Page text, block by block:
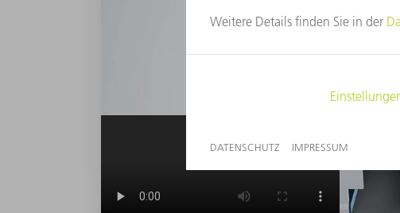
Anschaulich erklärt: Erfahren